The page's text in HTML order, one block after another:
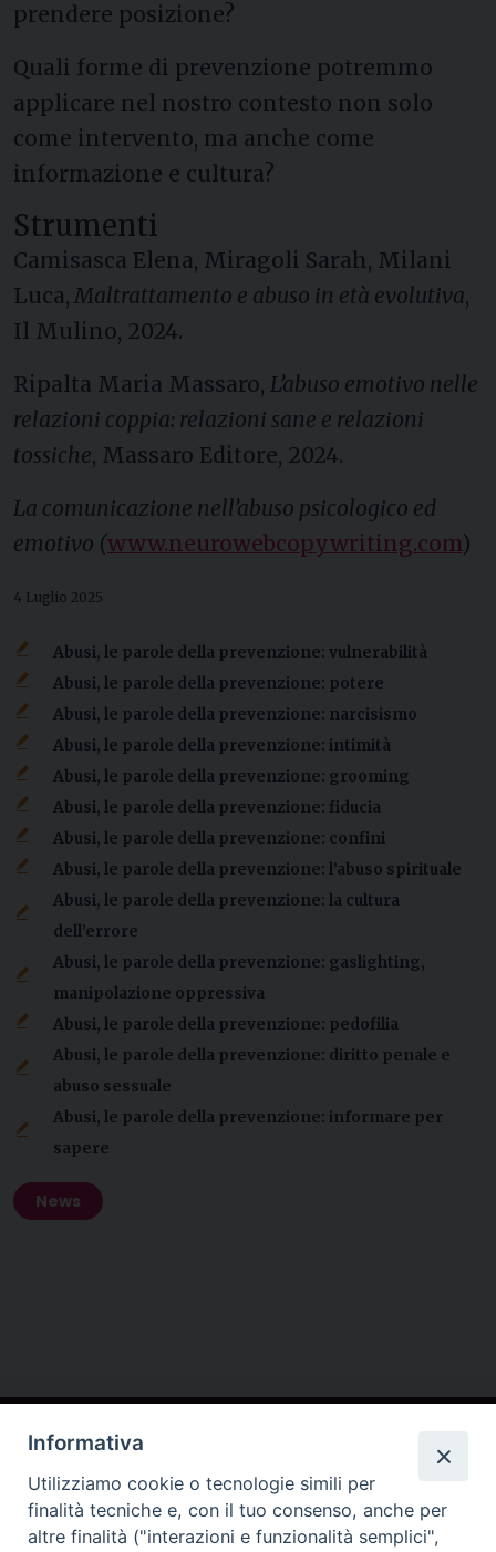
prendere posizione?
Quali forme di prevenzione potremmo
applicare nel nostro contesto non solo
come intervento, ma anche come
informazione e cultura?
Strumenti
Camisasca Elena, Miragoli Sarah, Milani
Luca, Maltrattamento e abuso in età evolutiva,
Il Mulino, 2024.
Ripalta Maria Massaro, L’abuso emotivo nelle
relazioni coppia: relazioni sane e relazioni
tossiche, Massaro Editore, 2024.
La comunicazione nell’abuso psicologico ed
emotivo (www.neurowebcopywriting.com)
4 Luglio 2025
Abusi, le parole della prevenzione: vulnerabilità
Abusi, le parole della prevenzione: potere
Abusi, le parole della prevenzione: narcisismo
Abusi, le parole della prevenzione: intimità
Abusi, le parole della prevenzione: grooming
Abusi, le parole della prevenzione: fiducia
Abusi, le parole della prevenzione: confini
Abusi, le parole della prevenzione: l’abuso spirituale
Abusi, le parole della prevenzione: la cultura
dell’errore
Abusi, le parole della prevenzione: gaslighting,
manipolazione oppressiva
Abusi, le parole della prevenzione: pedofilia
Abusi, le parole della prevenzione: diritto penale e
abuso sessuale
Abusi, le parole della prevenzione: informare per
sapere
News
Conferenza Episcopale Lombarda (CEL)
Informativa
Utilizziamo cookie o tecnologie simili per
finalità tecniche e, con il tuo consenso, anche per
altre finalità ("interazioni e funzionalità semplici",